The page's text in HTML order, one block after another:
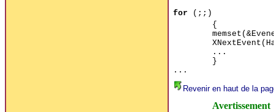
for (;;)
{
...
}
...
Revenir en haut de la
Avertissement